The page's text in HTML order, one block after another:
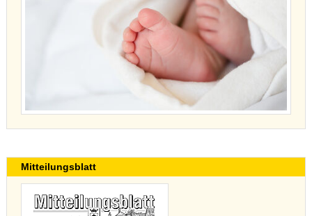
Mitteilungsblatt